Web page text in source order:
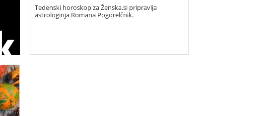
Tedenski horoskop za Ženska.si pripravlja
astrologinja Romana Pogorelčnik.